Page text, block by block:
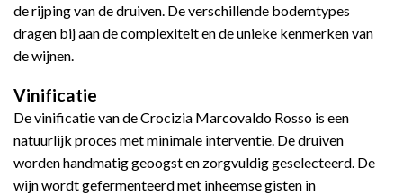
de rijping van de druiven. De verschillende bodemtypes
dragen bij aan de complexiteit en de unieke kenmerken van
de wijnen.
Vinificatie
De vinificatie van de Crocizia Marcovaldo Rosso is een
natuurlijk proces met minimale interventie. De druiven
worden handmatig geoogst en zorgvuldig geselecteerd. De
wijn wordt gefermenteerd met inheemse gisten in